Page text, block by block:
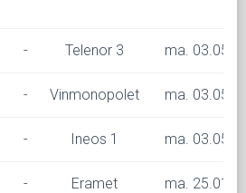
- Telenor 3 ma. 03.05
- Vinmonopolet ma. 03.05
- Ineos 1 ma. 03.05
- Eramet ma. 25.01